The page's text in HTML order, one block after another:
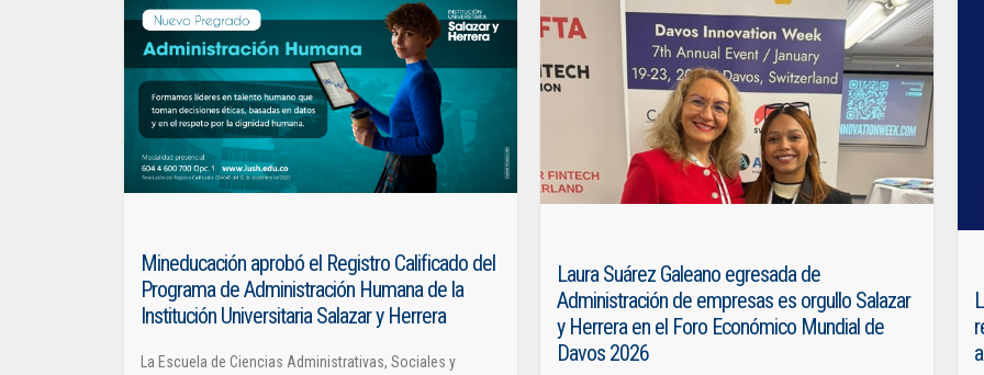
Laura Suárez Galeano egresada de
Administración de empresas es orgullo Salazar
y Herrera en el Foro Económico Mundial de
Davos 2026
Mineducación aprobó el Registro Calificado del
Programa de Administración Humana de la
Institución Universitaria Salazar y Herrera
La Escuela de Ciencias Administrativas, Sociales y